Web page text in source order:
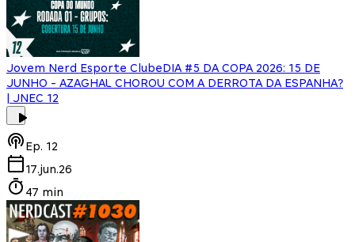
Jovem Nerd Esporte ClubeDIA #5 DA COPA 2026: 15 DE
JUNHO - AZAGHAL CHOROU COM A DERROTA DA ESPANHA?
| JNEC 12
Ep. 12
17.jun.26
47 min